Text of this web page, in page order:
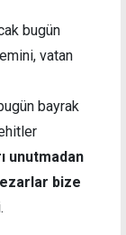
bugün
vatan
bayrak
unutmadan
bize